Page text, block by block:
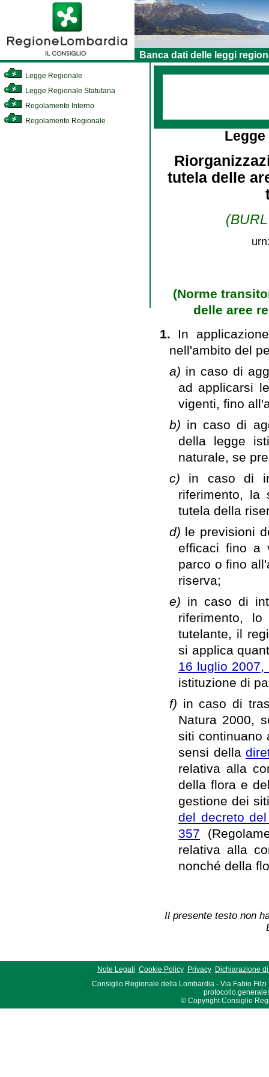
Banca dati delle leggi
Legge Regionale
Legge Regionale Statutaria
Regolamento Interno
Regolamento Regionale
tutela delle
(Norme
delle aree
1. In
nell'ambito del
a) in caso di
ad applicarsi
vigenti, fino
b) in caso di
della legge
naturale, se
c) in caso di
riferimento, la
tutela della
d) le previsioni
efficaci fino a
parco o fino
riserva;
e) in caso di
riferimento,
tutelante, il
si applica
16 luglio 2007,
istituzione di
f) in caso di
Natura 2000,
siti continuano
sensi della
relativa alla
della flora e
gestione dei
del decreto
357
relativa alla
nonché della
Il presente testo non
Note Legali Cookie Policy Privacy
Dichiarazione
Consiglio Regionale della Lombardia - Via Fabio Filzi
© Copyright Consiglio